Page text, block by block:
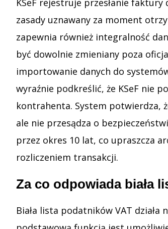
zasady uznawany za moment
zapewnia również integralność
być dowolnie zmieniany poza
importowanie danych do
wyraźnie podkreślić, że KSeF nie
kontrahenta. System potwierdza,
ale nie przesądza o
przez okres 10 lat, co upraszcza
rozliczeniem transakcji.
Za co odpowiada biała
Biała lista podatników VAT